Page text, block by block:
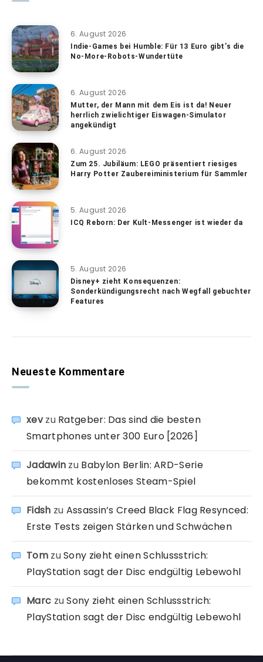
6. August 2026
Indie-Games bei Humble: Für 13 Euro gibt’s die
No-More-Robots-Wundertüte
6. August 2026
Mutter, der Mann mit dem Eis ist da! Neuer
herrlich zwielichtiger Eiswagen-Simulator
angekündigt
6. August 2026
Zum 25. Jubiläum: LEGO präsentiert riesiges
Harry Potter Zaubereiministerium für Sammler
5. August 2026
ICQ Reborn: Der Kult-Messenger ist wieder da
5. August 2026
Disney+ zieht Konsequenzen:
Sonderkündigungsrecht nach Wegfall gebuchter
Features
Neueste Kommentare
xevzu Ratgeber: Das sind die besten
Smartphones unter 300 Euro [2026]
Jadawin zu Babylon Berlin: ARD-Serie
bekommt kostenloses Steam-Spiel
Fidsh zu Assassin’s Creed Black Flag Resynced:
Erste Tests zeigen Stärken und Schwächen
TomzuSony zieht einen Schlussstrich:
PlayStation sagt der Disc endgültig Lebewohl
Marc zuSony zieht einen Schlussstrich:
PlayStation sagt der Disc endgültig Lebewohl